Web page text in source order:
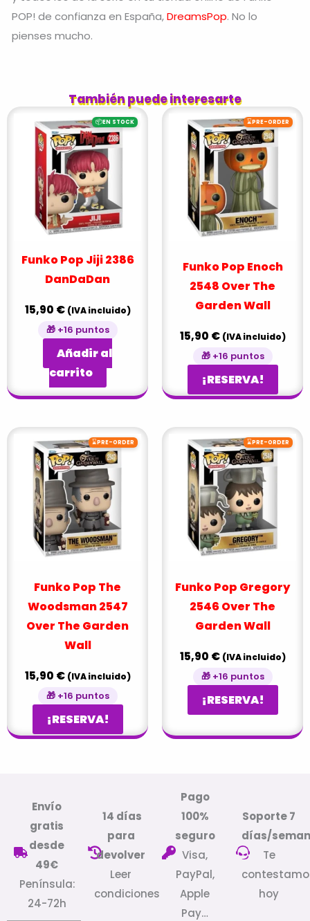
POP! de confianza en España,DreamsPop. No lo
pienses mucho.
También puede interesarte
📦EN STOCK
Funko Pop Jiji 2386
DanDaDan
15,90 € (IVA incluido)
🎁 +16 puntos
Añadir al
carrito
⌛PRE-ORDER
Funko Pop Enoch
2548 Over The
Garden Wall
15,90 € (IVA incluido)
🎁 +16 puntos
¡RESERVA!
⌛PRE-ORDER
Funko Pop The
Woodsman 2547
Over The Garden
Wall
15,90 € (IVA incluido)
🎁 +16 puntos
¡RESERVA!
⌛PRE-ORDER
Funko Pop Gregory
2546 Over The
Garden Wall
15,90 € (IVA incluido)
🎁 +16 puntos
¡RESERVA!
Envío
gratis
desde
49€
Península:
24-72h
14 días
para
devolver
Leer
condiciones
Pago
100%
seguro
Visa,
PayPal,
Apple
Pay…
Soporte 7
días/
Te
hoy